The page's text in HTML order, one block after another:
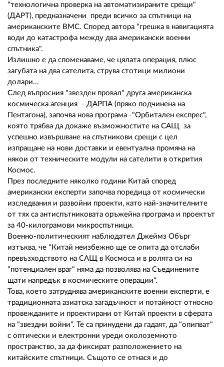
"технологична проверка на автоматизираните срещи"
(ДАРТ), предназначени преди всичко за спътници на
американските ВМС. Според автора "грешка в навигацията
води до катастрофа между два американски военни
спътника".
Излишно е да споменаваме, че цялата операция, плюс
загубата на два сателита, струва стотици милиони
долари...
След въпросния "звезден провал" друга американска
космическа агенция - ДАРПА (пряко подчинена на
Пентагона), започва нова програма -"Орбитален експрес",
която трябва да докаже възможностите на САЩ за
успешно извършване на спътникови срещи с цел
изпращане на нови доставки и евентуална промяна на
някои от техническите модули на сателити в открития
Космос.
През последните няколко години Китай според
американски експерти започва поредица от космически
изследвания и развойни проекти, като най-значителните
от тях са антиспътниковата оръжейна програма и проектът
за 40-килограмови микроспътници.
Военно-политическият наблюдател Джеймз Обърг
изтъква, че "Китай неизбежно ще се опита да отслаби
превъзходството на САЩ в Космоса и в ролята си на
"потенциален враг" няма да позволява на Съединените
щати напредък в космическите операции".
Това, което затруднява американските военни експерти, е
традиционната азиатска загадъчност и потайност относно
провежданите и проектирани от Китай проекти в сферата
на "звездни войни". Те са принудени да гадаят, да "опипват"
с оптически и електронни уреди околоземното
пространство, за да фиксират разположението на
китайските спътници. Същото се отнася и до